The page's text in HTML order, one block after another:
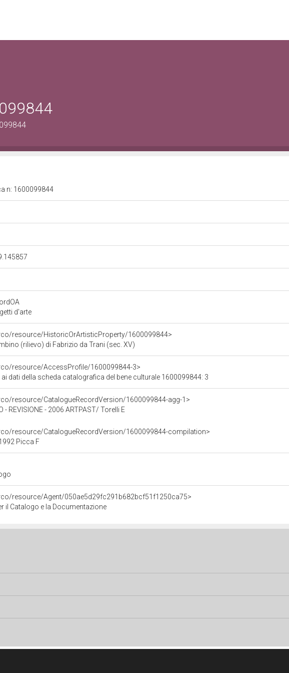
n: 1600099844
d'arte
resource/HistoricOrArtisticProperty/1600099844>
(rilievo) di Fabrizio da Trani (sec. XV)
resource/AccessProfile/1600099844-3>
dati della scheda catalografica del bene culturale 1600099844: 3
resource/CatalogueRecordVersion/1600099844-agg-1>
- REVISIONE - 2006 ARTPAST/ Torelli E
resource/CatalogueRecordVersion/1600099844-compilation>
Picca F
resource/Agent/050ae5d29fc291b682bcf51f1250ca75>
il Catalogo e la Documentazione